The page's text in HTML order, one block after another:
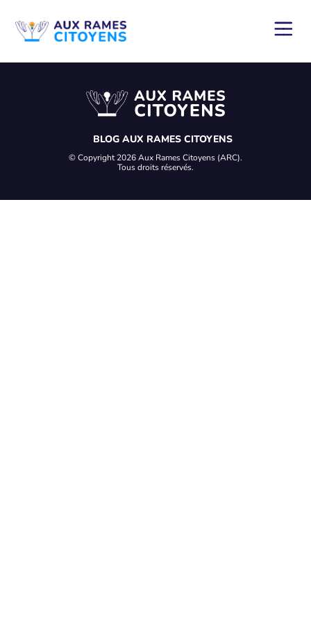
BLOG AUX RAMES CITOYENS
© Copyright 2026 Aux Rames Citoyens (ARC).
Tous droits réservés.